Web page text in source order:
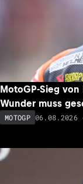
MotoGP-Sieg
Wunder muss
MOTOGP 06.08.2026